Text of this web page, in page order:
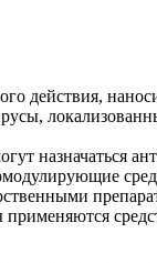
действия,
назначаться